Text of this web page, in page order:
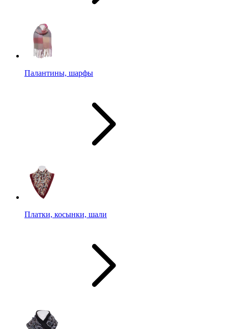
Палантины, шарфы
Платки, косынки, шали